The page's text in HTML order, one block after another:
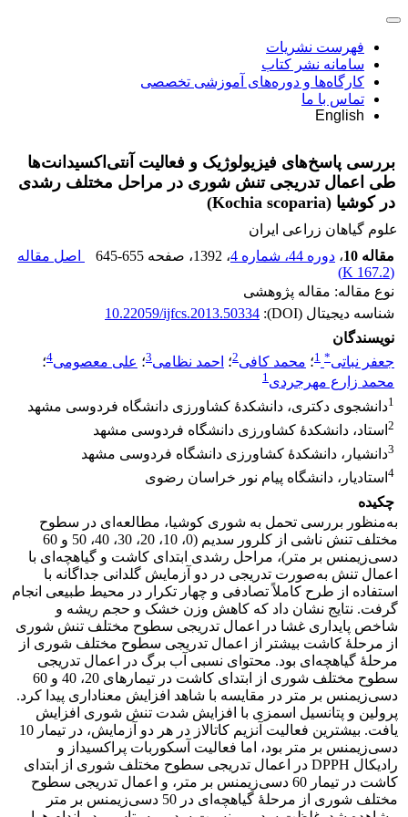
فهرست نشریات
سامانه نشر کتاب
کارگاه‌ها و دوره‌های آموزشی تخصصی
تماس با ما
English
بررسی پاسخ‌های فیزیولوژیک و فعالیت آنتی‌اکسیدانت‌ها
طی اعمال تدریجی تنش شوری در مراحل مختلف رشدی
در کوشیا (Kochia scoparia)
علوم گیاهان زراعی ایران
مقاله 10
، دوره 44، شماره 4 ، 1392 ، صفحه 645-655
اصل مقاله
(
167.2 K
)
نوع مقاله: مقاله پژوهشی
شناسه دیجیتال (DOI):
10.22059/ijfcs.2013.50334
نویسندگان
جعفر نباتی*
1؛ محمد کافی2؛ احمد نظامی3؛ علی معصومی4؛
محمد زارع مهرجردی1
1دانشجوی دکتری، دانشکدۀ کشاورزی دانشگاه فردوسی مشهد
2 استاد، دانشکدۀ کشاورزی دانشگاه فردوسی مشهد
3دانشیار، دانشکدۀ کشاورزی دانشگاه فردوسی مشهد
4 استادیار، دانشگاه پیام نور خراسان رضوی
چکیده
به‌منظور بررسی تحمل به شوری کوشیا، مطالعه‌ای در سطوح
مختلف تنش ناشی از کلرور سدیم (0، 10، 20، 30، 40، 50 و 60
دسی‌زیمنس بر متر)، مراحل رشدی ابتدای کاشت و گیاهچه‌ای با
اعمال تنش به‌صورت تدریجی در دو آزمایش گلدانی جداگانه با
استفاده از طرح کاملاً تصادفی و چهار تکرار در محیط طبیعی انجام
گرفت. نتایج نشان داد که کاهش وزن خشک و حجم ریشه و
شاخص پایداری غشا در اعمال تدریجی سطوح مختلف تنش شوری
از مرحلۀ کاشت بیشتر از اعمال تدریجی سطوح مختلف شوری از
مرحلۀ گیاهچه‌ای بود. محتوای نسبی آب برگ در اعمال تدریجی
سطوح مختلف شوری از ابتدای کاشت در تیمارهای 20، 40 و 60
دسی‌زیمنس بر متر در مقایسه با شاهد افزایش معنا‌داری پیدا کرد.
پرولین و پتانسیل اسمزی با افزایش شدت تنش شوری افزایش
یافت. بیشترین فعالیت آنزیم‌ کاتالاز در هر دو آزمایش، در تیمار 10
دسی‌زیمنس بر متر بود، اما فعالیت آسکوربات پراکسیداز و
رادیکال DPPH در اعمال تدریجی سطوح مختلف شوری از ابتدای
کاشت در تیمار 60 دسی‌زیمنس بر متر، و اعمال تدریجی سطوح
مختلف شوری از مرحلۀ گیاهچه‌ای در 50 دسی‌زیمنس بر متر